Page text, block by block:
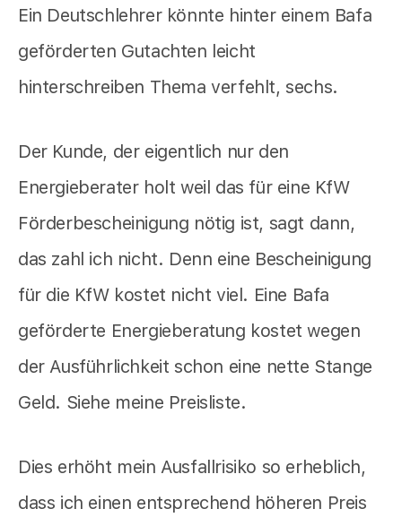
Ein Deutschlehrer könnte hinter einem Bafa
geförderten Gutachten leicht
hinterschreiben Thema verfehlt, sechs.
Der Kunde, der eigentlich nur den
Energieberater holt weil das für eine KfW
Förderbescheinigung nötig ist, sagt dann,
das zahl ich nicht. Denn eine Bescheinigung
für die KfW kostet nicht viel. Eine Bafa
geförderte Energieberatung kostet wegen
der Ausführlichkeit schon eine nette Stange
Geld. Siehe meine Preisliste.
Dies erhöht mein Ausfallrisiko so erheblich,
dass ich einen entsprechend höheren Preis